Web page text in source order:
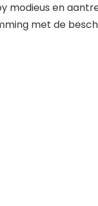
modieus en
met de